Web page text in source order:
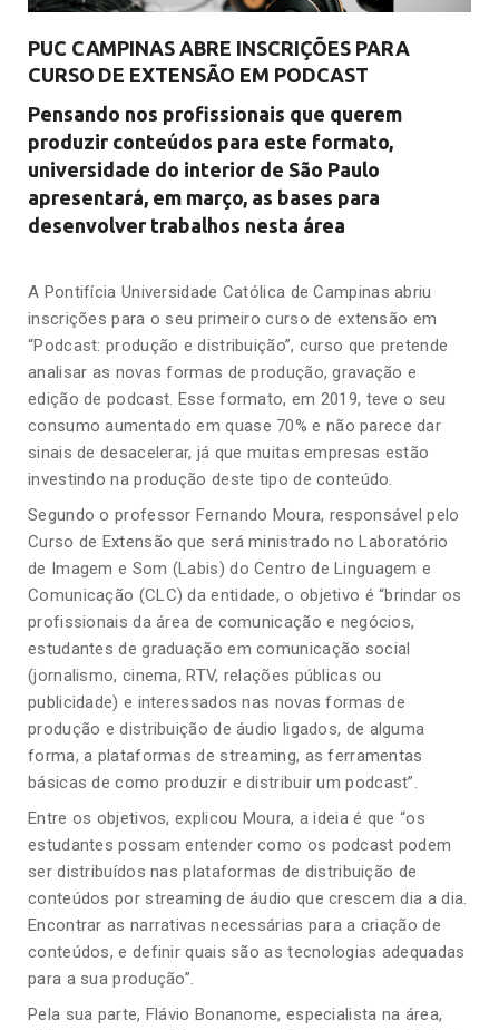
PUC CAMPINAS ABRE INSCRIÇÕES PARA
CURSO DE EXTENSÃO EM PODCAST
Pensando nos profissionais que querem
produzir conteúdos para este formato,
universidade do interior de São Paulo
apresentará, em março, as bases para
desenvolver trabalhos nesta área
A Pontifícia Universidade Católica de Campinas abriu
inscrições para o seu primeiro curso de extensão em
“Podcast: produção e distribuição”, curso que pretende
analisar as novas formas de produção, gravação e
edição de podcast. Esse formato, em 2019, teve o seu
consumo aumentado em quase 70% e não parece dar
sinais de desacelerar, já que muitas empresas estão
investindo na produção deste tipo de conteúdo.
Segundo o professor Fernando Moura, responsável pelo
Curso de Extensão que será ministrado no Laboratório
de Imagem e Som (Labis) do Centro de Linguagem e
Comunicação (CLC) da entidade, o objetivo é “brindar os
profissionais da área de comunicação e negócios,
estudantes de graduação em comunicação social
(jornalismo, cinema, RTV, relações públicas ou
publicidade) e interessados nas novas formas de
produção e distribuição de áudio ligados, de alguma
forma, a plataformas de streaming, as ferramentas
básicas de como produzir e distribuir um podcast”.
Entre os objetivos, explicou Moura, a ideia é que “os
estudantes possam entender como os podcast podem
ser distribuídos nas plataformas de distribuição de
conteúdos por streaming de áudio que crescem dia a dia.
Encontrar as narrativas necessárias para a criação de
conteúdos, e definir quais são as tecnologias adequadas
para a sua produção”.
Pela sua parte, Flávio Bonanome, especialista na área,